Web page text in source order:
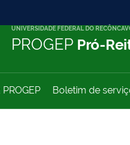
UNIVERSIDADE FEDERAL DO
PROGEP Pró-
Boletim de